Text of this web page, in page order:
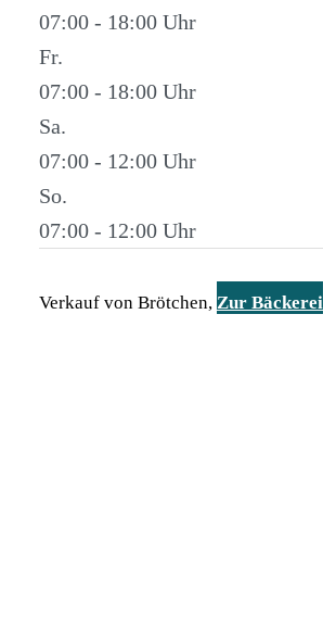
07:00 - 18:00
Fr.
07:00 - 18:00
Sa.
07:00 - 12:00
So.
07:00 - 12:00
Verkauf von Brötchen, Zur Bäckerei